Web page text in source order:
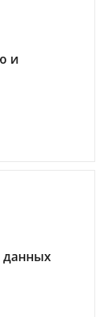
и
данных